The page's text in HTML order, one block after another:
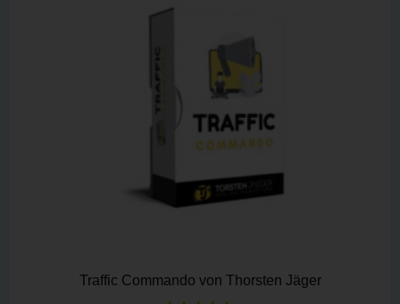
Traffic Commando von Thorsten Jäger